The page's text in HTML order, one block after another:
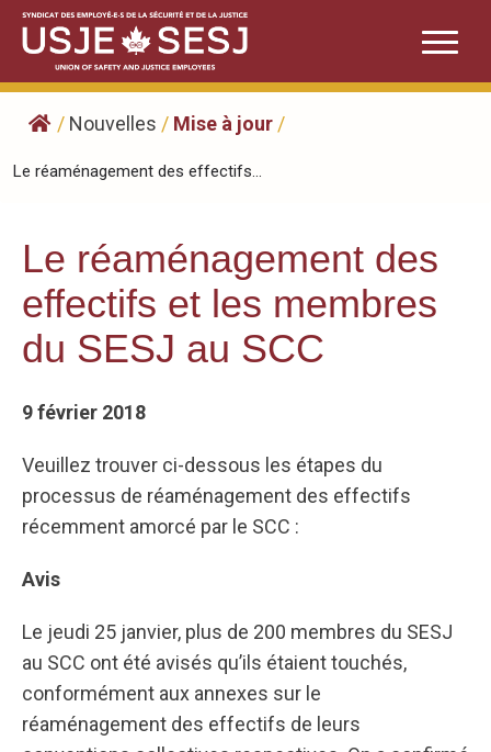
Skip
content
/ Nouvelles / Mise à jour /
Le réaménagement des effectifs...
Le réaménagement des
effectifs et les membres
du SESJ au SCC
9 février 2018
Veuillez trouver ci-dessous les étapes du
processus de réaménagement des effectifs
récemment amorcé par le SCC :
Avis
Le jeudi 25 janvier, plus de 200 membres du SESJ
au SCC ont été avisés qu’ils étaient touchés,
conformément aux annexes sur le
réaménagement des effectifs de leurs